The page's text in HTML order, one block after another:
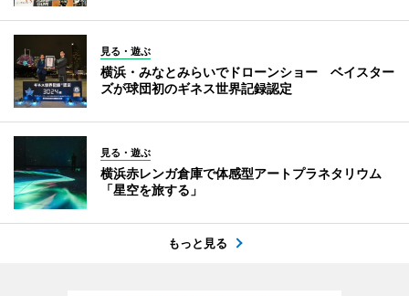
見る・遊ぶ
横浜・みなとみらいでドローンショー ベイスター
ズが球団初のギネス世界記録認定
見る・遊ぶ
横浜赤レンガ倉庫で体感型アートプラネタリウム
「星空を旅する」
もっと見る